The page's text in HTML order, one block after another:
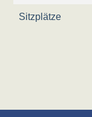
Sitzplätze